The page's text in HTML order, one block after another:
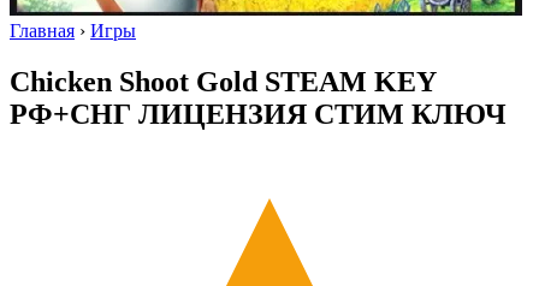
Главная › Игры
Chicken Shoot Gold STEAM KEY
РФ+СНГ ЛИЦЕНЗИЯ СТИМ КЛЮЧ